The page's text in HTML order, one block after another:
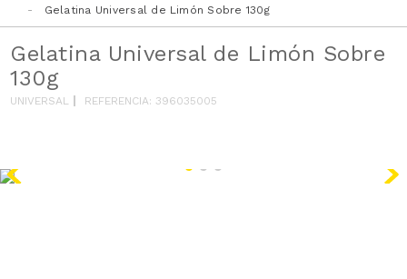
Gelatina Universal de Limón Sobre 130g
Gelatina Universal de Limón Sobre
130g
UNIVERSAL REFERENCIA: 396035005